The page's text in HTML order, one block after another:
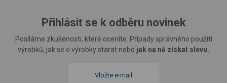
Přihlásit se k odběru novinek
Posíláme zkušenosti, které oceníte. Případy správného použití
výrobků, jak se o výrobky starat nebo jak na ně získat slevu.